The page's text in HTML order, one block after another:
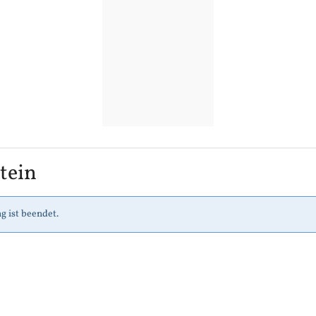
ist beendet.